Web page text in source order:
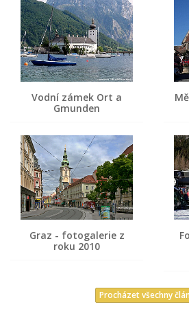
Vodní zámek Ort a
Gmunden
Graz - fotogalerie z
roku 2010
Procházet všechny